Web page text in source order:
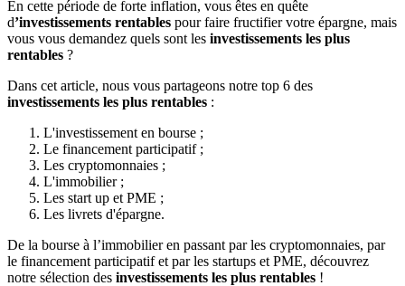
En cette période de forte inflation, vous êtes en quête
d’investissements rentables pour faire fructifier votre épargne, mais
vous vous demandez quels sont les investissements les plus
rentables ?
Dans cet article, nous vous partageons notre top 6 des
investissements les plus rentables :
L'investissement en bourse ;
Le financement participatif ;
Les cryptomonnaies ;
L'immobilier ;
Les start up et PME ;
Les livrets d'épargne.
De la bourse à l’immobilier en passant par les cryptomonnaies, par
le financement participatif et par les startups et PME, découvrez
notre sélection des investissements les plus rentables !